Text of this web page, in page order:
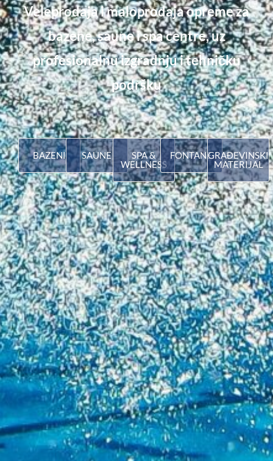
Veleprodaja i maloprodaja opreme za
bazene, saune i spa centre, uz
profesionalnu izgradnjui tehničku
podršku
BAZENI SAUNE
SPA &
WELLNESS
FONTANEGRAĐEVINSKI
MATERIJAL